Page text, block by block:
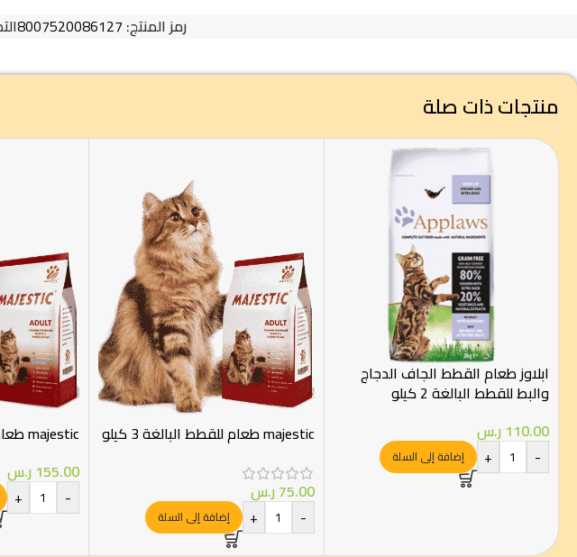
رمز المنتج: 8007520086127
منتجات ذات صلة
ابلاوز طعام القطط الجاف الدجاج
والبط للقطط البالغة 2 كيلو
110.00 ر.س
-
+ إضافة إلى السلة
majestic طعام للقطط البالغة 3 كيلو
75.00ر.س
-
+ إضافة إلى السلة
majestic طعام للقطط البالغة 7كيلو
155.00 ر.س
-
+